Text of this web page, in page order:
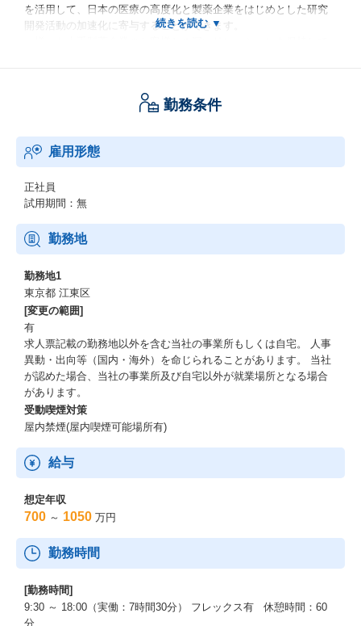
を活用して、日本の医療の高度化と製薬企業をはじめとした研究
開発活動の加速化に寄与することができます。
用のためのコンサルテーションからデータサイエンス、データ活
用のためのテクノロジー提供までトータルでご経験頂けます。
アルズインフォマティクス関連等の新しいデジタル領域のソリュ
ーションを通じて、お客様・医療/製薬業界・社会課題の解決に大
きく貢献していくことを目指します。このような取り組みによ
り、IT技術力のスキルアップ、幅広い事例を修得により専門性の
深化を図ることができます。
だきます。入社後は、OJT、OFFJT両面での育成サポート体制が
整っております。
・当社の『情報技術で、新しい「しくみ」や「価値」を創造し、
より豊かで調和のとれた社会の実現に貢献する』という企業理念
のもと、医療の高度化や課題解決に貢献したいという思いを持
ち、本プロジェクトの目指す未来に共感したメンバーがたくさん
おります。当社としては“ビジネスを超えて”社会貢献の取り組みと
して参画しております。是非、一緒に日本の医療の発展、高度化
を目指していきましょう。
勤務条件
雇用形態
正社員
試用期間：無
勤務地
勤務地1
東京都 江東区
[変更の範囲]
有
求人票記載の勤務地以外を含む当社の事業所もしくは自宅。 人事
異動・出向等（国内・海外）を命じられることがあります。 当社
が認めた場合、当社の事業所及び自宅以外が就業場所となる場合
があります。
受動喫煙対策
屋内禁煙(屋内喫煙可能場所有)
給与
想定年収
700 ～ 1050 万円
勤務時間
[勤務時間]
9:30 ～ 18:00（実働：7時間30分） フレックス有 休憩時間：60
分